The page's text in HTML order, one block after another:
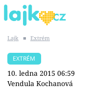
SHOPAHOLICADEL
Lajk ■ Extrém
EXTRÉM
10. ledna 2015 06:59
Vendula Kochanová